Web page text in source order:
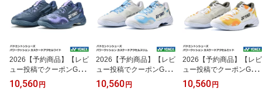
2026【予約商品】【レビ
ュー投稿でクーポンGE
T】 ヨネックス バドミ
ントンシューズ パワーク
10,560円
2026【予約商品】【レビ
ュー投稿でクーポンGE
T】 ヨネックス バドミ
ントンシューズ パワーク
10,560円
2026【予約商品】【レビ
ュー投稿でクーポンGE
T】 ヨネックス バドミ
ントンシューズ パワーク
10,560円